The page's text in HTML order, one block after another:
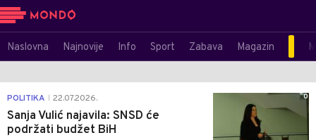
Naslovna Najnovije Info Sport Zabava Magazin
POLITIKA 22.07.2026.
Sanja Vulić najavila: SNSD će
podržati budžet BiH
0